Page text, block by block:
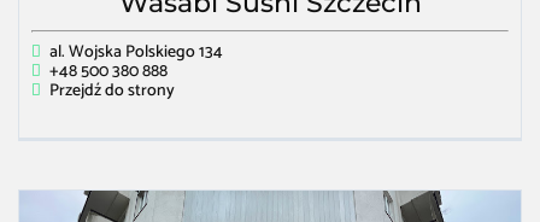
al. Wojska Polskiego 134
+48 500 380 888
Przejdź do strony